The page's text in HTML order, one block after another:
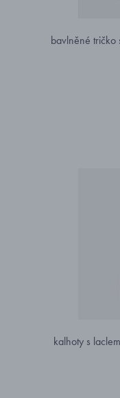
bavlněné
kalhoty s